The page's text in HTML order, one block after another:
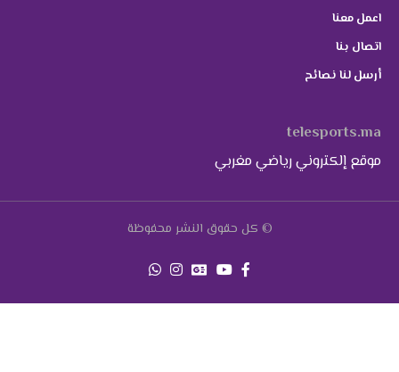
اعمل معنا
اتصال بنا
أرسل لنا نصائح
telesports.ma
موقع إلكتروني رياضي مغربي
© كل حقوق النشر محفوظة